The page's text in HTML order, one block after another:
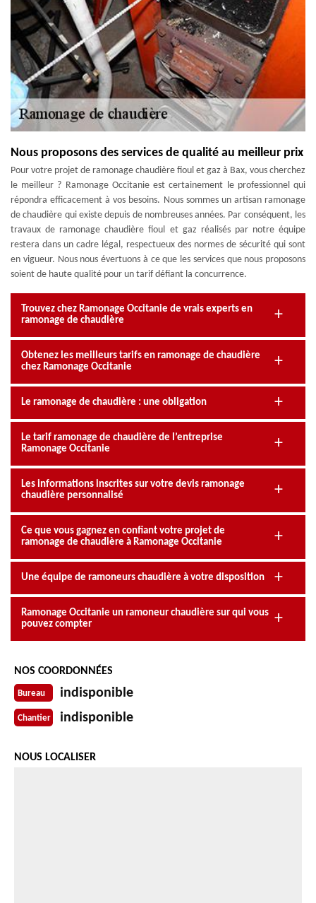
Nous proposons des services de qualité au meilleur prix
Pour votre projet de ramonage chaudière fioul et gaz à Bax, vous cherchez
le meilleur ? Ramonage Occitanie est certainement le professionnel qui
répondra efficacement à vos besoins. Nous sommes un artisan ramonage
de chaudière qui existe depuis de nombreuses années. Par conséquent, les
travaux de ramonage chaudière fioul et gaz réalisés par notre équipe
restera dans un cadre légal, respectueux des normes de sécurité qui sont
en vigueur. Nous nous évertuons à ce que les services que nous proposons
soient de haute qualité pour un tarif défiant la concurrence.
Trouvez chez Ramonage Occitanie de vrais experts en
ramonage de chaudière
Obtenez les meilleurs tarifs en ramonage de chaudière
chez Ramonage Occitanie
Le ramonage de chaudière : une obligation
Le tarif ramonage de chaudière de l’entreprise
Ramonage Occitanie
Les informations inscrites sur votre devis ramonage
chaudière personnalisé
Ce que vous gagnez en confiant votre projet de
ramonage de chaudière à Ramonage Occitanie
Une équipe de ramoneurs chaudière à votre disposition
Ramonage Occitanie un ramoneur chaudière sur qui vous
pouvez compter
NOS COORDONNÉES
Bureau indisponible
Chantier indisponible
NOUS LOCALISER